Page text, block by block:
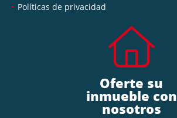
Políticas de privacidad
Oferte su
inmueble con
nosotros